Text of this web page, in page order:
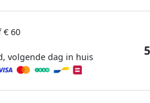
€ 60
volgende dag in huis